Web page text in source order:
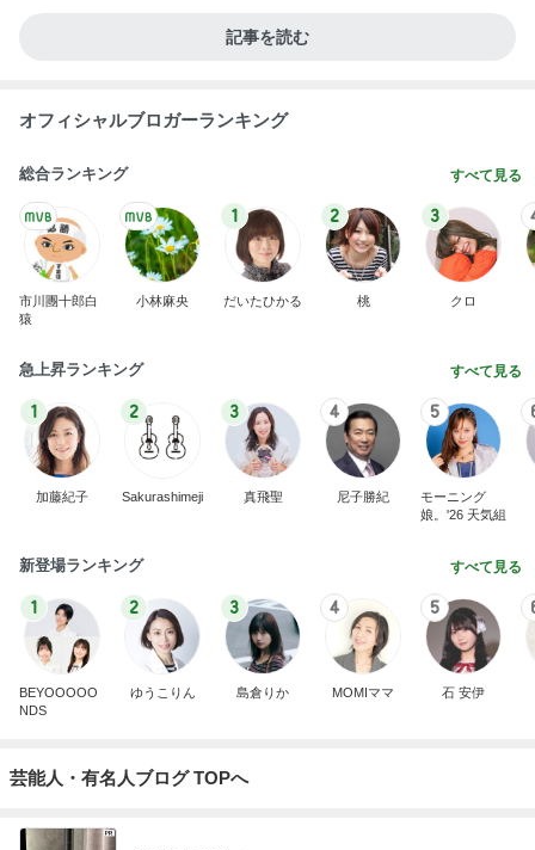
記事を読む
オフィシャルブロガーランキング
総合ランキング すべて見る
市川團十郎白
猿
小林麻央
1
だいたひかる
2
桃
3
クロ
急上昇ランキング すべて見る
1
加藤紀子
2
Sakurashimeji
3
真飛聖
4
尼子勝紀
5
モーニング
娘。'26 天気組
新登場ランキング すべて見る
1
BEYOOOOO
NDS
2
ゆうこりん
3
島倉りか
4
MOMIママ
5
石 安伊
芸能人・有名人ブログ TOPへ